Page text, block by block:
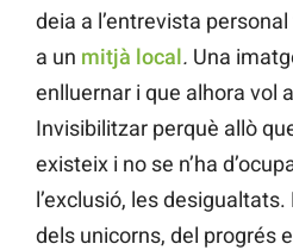
deia a l’entrevista
a un mitjà local. Una
enlluernar i que alhora vol
Invisibilitzar perquè allò
existeix i no se n’ha
l’exclusió, les
dels unicorns, del progrés